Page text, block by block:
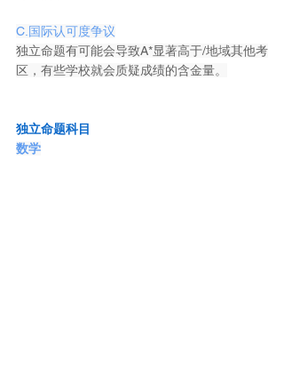
C.国际认可度争议
独立命题有可能会导致A*显著高于/地域其他考
区，有些学校就会质疑成绩的含金量。
独立命题科目
数学